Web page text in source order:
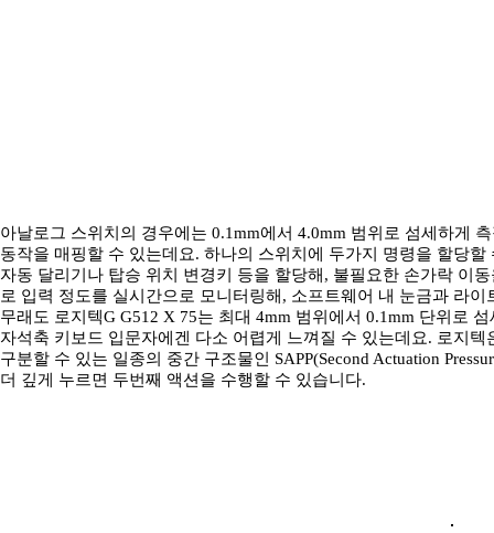
아날로그 스위치의 경우에는 0.1mm에서 4.0mm 범위로 섬세하게
동작을 매핑할 수 있는데요. 하나의 스위치에 두가지 명령을 할당
자동 달리기나 탑승 위치 변경키 등을 할당해, 불필요한 손가락 이
로 입력 정도를 실시간으로 모니터링해, 소프트웨어 내 눈금과 라
무래도 로지텍G G512 X 75는 최대 4mm 범위에서 0.1mm 단위로
자석축 키보드 입문자에겐 다소 어렵게 느껴질 수 있는데요. 로지
구분할 수 있는 일종의 중간 구조물인 SAPP(Second Actuation
더 깊게 누르면 두번째 액션을 수행할 수 있습니다.